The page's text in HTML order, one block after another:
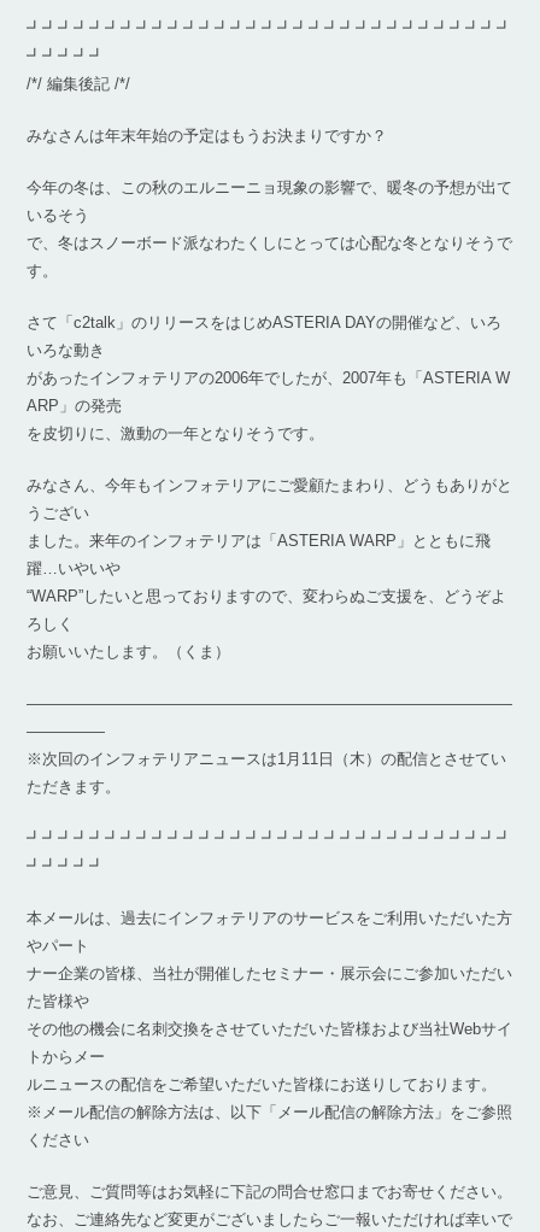
┛┛┛┛┛┛┛┛┛┛┛┛┛┛┛┛┛┛┛┛┛┛┛┛┛┛┛┛┛┛┛
┛┛┛┛┛
/*/ 編集後記 /*/
みなさんは年末年始の予定はもうお決まりですか？
今年の冬は、この秋のエルニーニョ現象の影響で、暖冬の予想が出て
いるそう
で、冬はスノーボード派なわたくしにとっては心配な冬となりそうで
す。
さて「c2talk」のリリースをはじめASTERIA DAYの開催など、いろ
いろな動き
があったインフォテリアの2006年でしたが、2007年も「ASTERIA W
ARP」の発売
を皮切りに、激動の一年となりそうです。
みなさん、今年もインフォテリアにご愛顧たまわり、どうもありがと
うござい
ました。来年のインフォテリアは「ASTERIA WARP」とともに飛
躍…いやいや
“WARP”したいと思っておりますので、変わらぬご支援を、どうぞよ
ろしく
お願いいたします。（くま）
―――――――――――――――――――――――――――――――
―――――
※次回のインフォテリアニュースは1月11日（木）の配信とさせてい
ただきます。
┛┛┛┛┛┛┛┛┛┛┛┛┛┛┛┛┛┛┛┛┛┛┛┛┛┛┛┛┛┛┛
┛┛┛┛┛
本メールは、過去にインフォテリアのサービスをご利用いただいた方
やパート
ナー企業の皆様、当社が開催したセミナー・展示会にご参加いただい
た皆様や
その他の機会に名刺交換をさせていただいた皆様および当社Webサイ
トからメー
ルニュースの配信をご希望いただいた皆様にお送りしております。
※メール配信の解除方法は、以下「メール配信の解除方法」をご参照
ください
ご意見、ご質問等はお気軽に下記の問合せ窓口までお寄せください。
なお、ご連絡先など変更がございましたらご一報いただければ幸いで